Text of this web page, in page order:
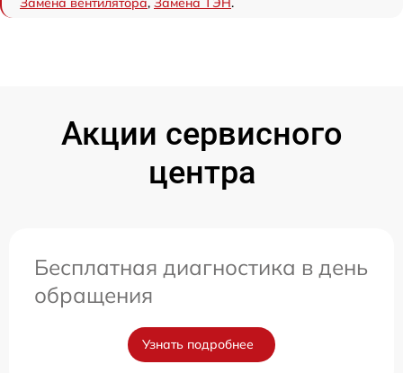
Акции сервисного
центра
Бесплатная диагностика в день
обращения
Узнать подробнее